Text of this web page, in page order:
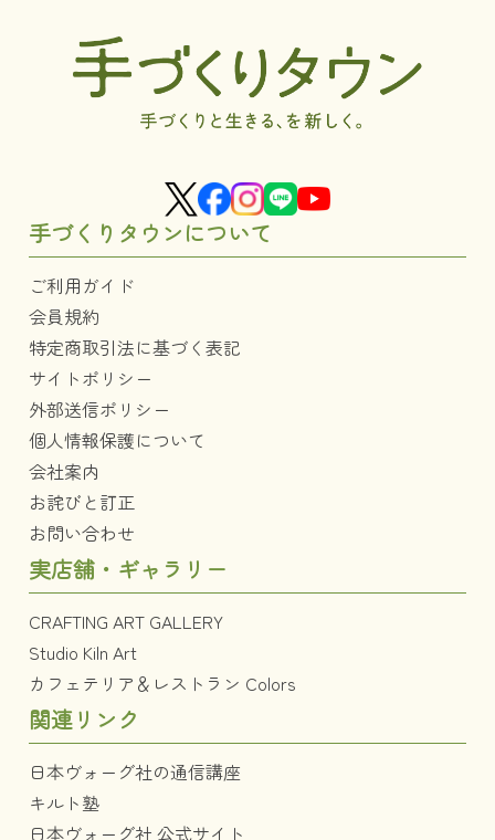
手づくりタウンについて
ご利用ガイド
会員規約
特定商取引法に基づく表記
サイトポリシー
外部送信ポリシー
個人情報保護について
会社案内
お詫びと訂正
お問い合わせ
実店舗・ギャラリー
CRAFTING ART GALLERY
Studio Kiln Art
カフェテリア＆レストラン Colors
関連リンク
日本ヴォーグ社の通信講座
キルト塾
日本ヴォーグ社 公式サイト